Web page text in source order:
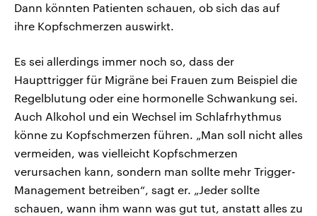
Dann könnten Patienten schauen, ob sich das auf
ihre Kopfschmerzen auswirkt.
Es sei allerdings immer noch so, dass der
Haupttrigger für Migräne bei Frauen zum Beispiel die
Regelblutung oder eine hormonelle Schwankung sei.
Auch Alkohol und ein Wechsel im Schlafrhythmus
könne zu Kopfschmerzen führen. „Man soll nicht alles
vermeiden, was vielleicht Kopfschmerzen
verursachen kann, sondern man sollte mehr Trigger-
Management betreiben“, sagt er. „Jeder sollte
schauen, wann ihm wann was gut tut, anstatt alles zu